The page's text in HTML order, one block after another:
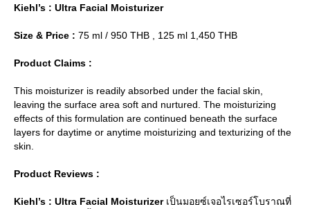
Kiehl’s : Ultra Facial Moisturizer
Size & Price : 75 ml / 950 THB , 125 ml 1,450 THB
Product Claims :
This moisturizer is readily absorbed under the facial skin,
leaving the surface area soft and nurtured. The moisturizing
effects of this formulation are continued beneath the surface
layers for daytime or anytime moisturizing and texturizing of the
skin.
Product Reviews :
Kiehl’s : Ultra Facial Moisturizerเป็นมอยซ์เจอไรเซอร์โบราณที่